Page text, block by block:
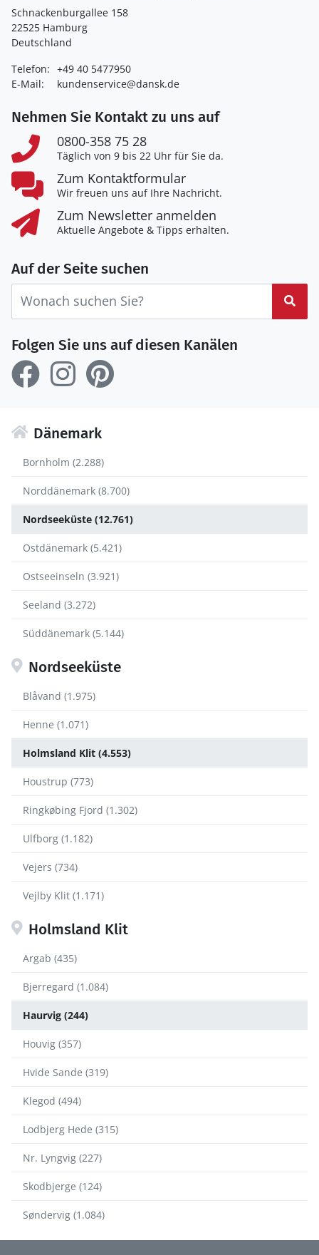
Schnackenburgallee 158
22525 Hamburg
Deutschland
Telefon: +49 40 5477950
E-Mail:
kundenservice@dansk.de
Nehmen Sie Kontakt zu uns auf
0800-358 75 28
Täglich von 9 bis 22 Uhr für Sie da.
Zum Kontaktformular
Wir freuen uns auf Ihre Nachricht.
Zum Newsletter anmelden
Aktuelle Angebote & Tipps erhalten.
Auf der Seite suchen
Folgen Sie uns auf diesen Kanälen
Dänemark
Bornholm (2.288)
Norddänemark (8.700)
Nordseeküste (12.761)
Ostdänemark (5.421)
Ostseeinseln (3.921)
Seeland (3.272)
Süddänemark (5.144)
Nordseeküste
Blåvand (1.975)
Henne (1.071)
Holmsland Klit (4.553)
Houstrup (773)
Ringkøbing Fjord (1.302)
Ulfborg (1.182)
Vejers (734)
Vejlby Klit (1.171)
Holmsland Klit
Argab (435)
Bjerregard (1.084)
Haurvig (244)
Houvig (357)
Hvide Sande (319)
Klegod (494)
Lodbjerg Hede (315)
Nr. Lyngvig (227)
Skodbjerge (124)
Søndervig (1.084)